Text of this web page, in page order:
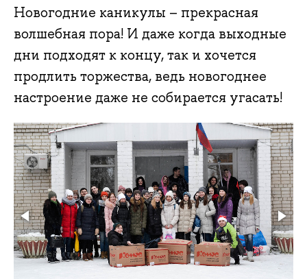
Новогодние каникулы – прекрасная
волшебная пора! И даже когда выходные
дни подходят к концу, так и хочется
продлить торжества, ведь новогоднее
настроение даже не собирается угасать!